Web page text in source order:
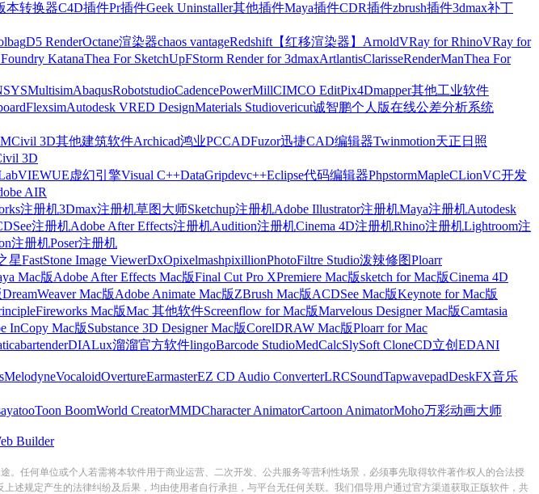
本转换器C4D插件Pr插件Geek Uninstaller其他插件Maya插件CDR插件zbrush插件3dmax补丁
D5 RenderOctane渲染器chaos vantageRedshift【红移渲染器】 ArnoldVRay for RhinoVRay for
KatanaThea For SketchUpFStorm Render for 3dmaxArtlantisClarisseRenderManThea For
MultisimAbaqusRobotstudioCadencePowerMillCIMCO EditPix4Dmapper其他工业软件
FlexsimAutodesk VRED DesignMaterials Studiovericut诚智鹏个人版在线公差分析系统
Civil 3D其他建筑软件Archicad鸿业PCCADFuzor迅捷CAD编辑器Twinmotion天正日照
3D
UE虚幻引擎Visual C++DataGripdevc++Eclipse代码编辑器PhpstormMapleCLionVC开发
AIR
注册机3Dmax注册机草图大师Sketchup注册机Adobe Illustrator注册机Maya注册机Autodesk
注册机Adobe After Effects注册机Audition注册机Cinema 4D注册机Rhino注册机Lightroom注
注册机Poser注册机
星FastStone Image ViewerDxOpixelmashpixillionPhotoFiltre Studio泼辣修图Ploarr
Mac版Adobe After Effects Mac版Final Cut Pro XPremiere Mac版sketch for Mac版Cinema 4D
DreamWeaver Mac版Adobe Animate Mac版ZBrush Mac版ACDSee Mac版Keynote for Mac版
Fireworks Mac版Mac 其他软件Screenflow for Mac版Marvelous Designer Mac版Camtasia
InCopy Mac版Substance 3D Designer Mac版CorelDRAW Mac版Ploarr for Mac
bartenderDIALux溜溜官方软件lingoBarcode StudioMedCalcSlySoft CloneCD立创EDANI
MelodyneVocaloidOvertureEarmasterEZ CD Audio ConverterLRCSoundTapwavepadDeskFX音乐
Toon BoomWorld CreatorMMDCharacter AnimatorCartoon AnimatorMoho万彩动画大师
Builder
任何单位或个人若需将本软件用于商业运营、二次开发、公共服务等营利性场景，必须事先取得软件著作权人的合法授
述规定产生的法律纠纷及后果，均由使用者自行承担，与平台无任何关联。我们倡导用户通过官方渠道获取正版软件，共